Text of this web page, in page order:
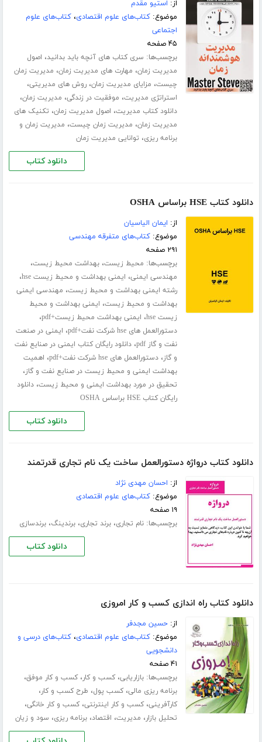
از: استیو مقدم
موضوع:کتاب‌های علوم اقتصادی،کتاب‌های علوم
اجتماعی
۴۵ صفحه
برچسب‌ها: سری کتاب های آنچه باید بدانید، اصول
مدیریت زمان، مهارت های مدیریت زمان، مدیریت زمان
چیست، مزایای مدیریت زمان،روش های مدیریتی،
استراتژی مدیریت، موفقیت در زندگی، مدیریت زمان،
دانلود کتاب مدیریت، اصول مدیریت زمان، تکنیک های
مدیریت زمان، مدیریت زمان چیست، مدیریت زمان و
برنامه ریزی، توانایی مدیریت زمان
دانلود کتاب
دانلود کتاب HSE براساس OSHA
از: ایمان الیاسیان
موضوع:کتاب‌های متفرقه مهندسی
۲۹۱ صفحه
برچسب‌ها: محیط زیست،بهداشت محیط زیست،
مهندسی ایمنی، ایمنی بهداشت و محیط زیست hse ،
رشته ایمنی بهداشت و محیط زیست، مهندسی ایمنی
بهداشت و محیط زیست، ایمنی بهداشت و محیط
زیست hse
، ایمنی بهداشت محیط زیست+pdf ،
دستورالعمل های hse شرکت نفت+pdf ، ایمنی در صنعت
نفت و گاز pdf
،دانلود رایگان کتاب ایمنی در صنایع نفت
و گاز،دستورالعمل های hse شرکت نفت+pdf ، اهمیت
بهداشت ایمنی و محیط زیست در صنایع نفت و گاز،
تحقیق در مورد بهداشت ایمنی و محیط زیست،دانلود
رایگان کتاب HSE براساس OSHA
دانلود کتاب
دانلود کتاب درواژه دستورالعمل ساخت یک نام تجاری قدرتمند
از: احسان مهدی نژاد
موضوع:کتاب‌های علوم اقتصادی
۱۹ صفحه
برچسب‌ها:نام تجاری،برند تجاری،برندینگ،برندسازی
دانلود کتاب
دانلود کتاب راه اندازی کسب و کار امروزی
از:حسین مجدفر
موضوع:کتاب‌های علوم اقتصادی،کتاب‌های درسی و
دانشجویی
۴۱ صفحه
برچسب‌ها:بازاریابی،کسب و کار،کسب و کار موفق،
برنامه ریزی مالی،کسب پول، طرح کسب و کار،
کارآفرینی،کسب و کار اینترنتی،کسب و کار خانگی،
تحلیل بازار، مدیریت، اقتصاد،برنامه ریزی، سود و زیان